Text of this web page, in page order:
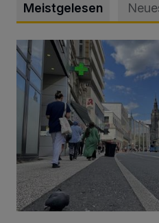
Meistgelesen
Ein Unzustand und Skandal